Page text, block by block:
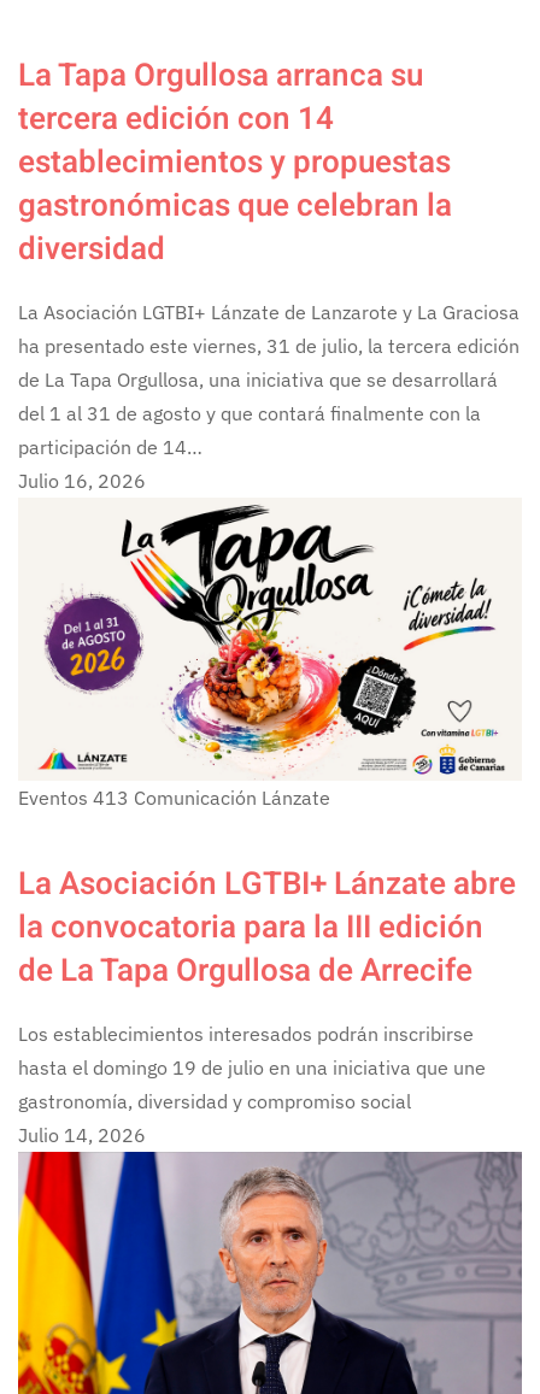
La Tapa Orgullosa arranca su
tercera edición con 14
establecimientos y propuestas
gastronómicas que celebran la
diversidad
La Asociación LGTBI+ Lánzate de Lanzarote y La Graciosa
ha presentado este viernes, 31 de julio, la tercera edición
de La Tapa Orgullosa, una iniciativa que se desarrollará
del 1 al 31 de agosto y que contará finalmente con la
participación de 14…
Julio 16, 2026
Eventos 413 Comunicación Lánzate
La Asociación LGTBI+ Lánzate abre
la convocatoria para la III edición
de La Tapa Orgullosa de Arrecife
Los establecimientos interesados podrán inscribirse
hasta el domingo 19 de julio en una iniciativa que une
gastronomía, diversidad y compromiso social
Julio 14, 2026